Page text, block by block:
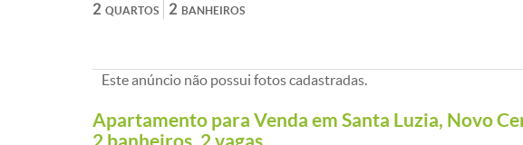
QUARTOS
2 BANHEIROS
2
Este anúncio não possui fotos cadastradas.
Apartamento para Venda em Santa Luzia, Novo
2 banheiros, 2 vagas